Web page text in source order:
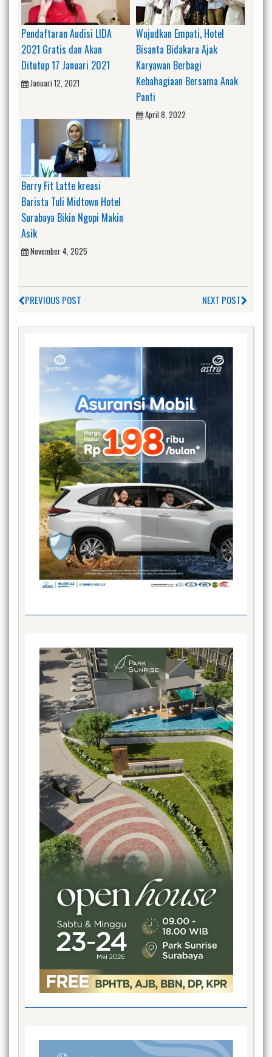
Pendaftaran Audisi LIDA
2021 Gratis dan Akan
Ditutup 17 Januari 2021
Januari 12, 2021
Wujudkan Empati, Hotel
Bisanta Bidakara Ajak
Karyawan Berbagi
Kebahagiaan Bersama Anak
Panti
April 8, 2022
Berry Fit Latte kreasi
Barista Tuli Midtown Hotel
Surabaya Bikin Ngopi Makin
Asik
November 4, 2025
PREVIOUS POST NEXT POST